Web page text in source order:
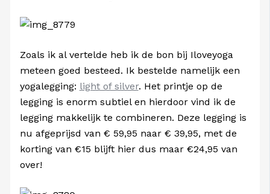
Zoals ik al vertelde heb ik de bon bij Iloveyoga
meteen goed besteed. Ik bestelde namelijk een
yogalegging: light of silver. Het printje op de
legging is enorm subtiel en hierdoor vind ik de
legging makkelijk te combineren. Deze legging is
nu afgeprijsd van € 59,95 naar € 39,95, met de
korting van €15 blijft hier dus maar €24,95 van
over!